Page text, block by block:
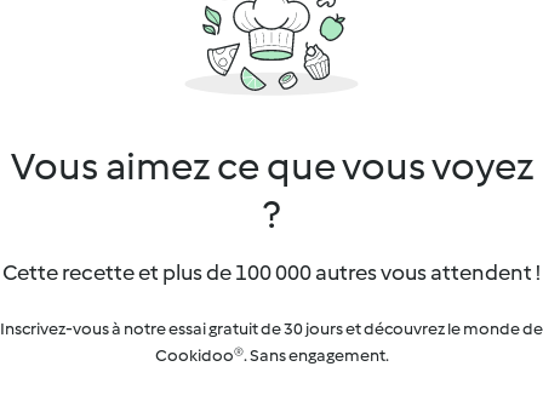
Vous aimez ce que vous voyez
?
Cette recette et plus de 100 000 autres vous attendent !
Inscrivez-vous à notre essai gratuit de 30 jours et découvrez le monde de
Cookidoo®. Sans engagement.